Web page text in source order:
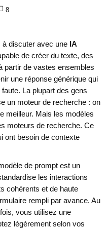
8
discuter avec une IA
de créer du texte, des
partir de vastes ensembles
une réponse générique qui
La plupart des gens
un moteur de recherche : on
meilleur. Mais les modèles
moteurs de recherche. Ce
ont besoin de contexte
de prompt est un
les interactions
cohérents et de haute
rempli par avance. Au
vous utilisez une
légèrement selon vos